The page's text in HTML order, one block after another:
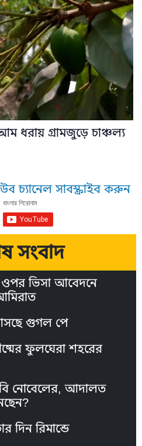
ধরায় গ্রামজুড়ে চাঞ্চল্য
চ্যানেল সাবস্ক্রাইব করুন
সংবাদ
ওপর ভিসা আবেদনে
গুগল পে
ফুলঘেরা শহরের
নোবেলের, আদালত
দিন রিমান্ডে